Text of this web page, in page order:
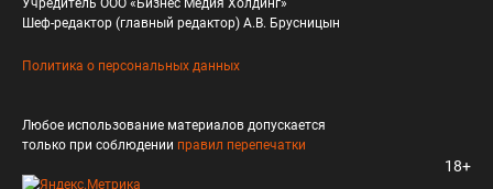
Учредитель ООО «Бизнес Медия Холдинг»
Шеф-редактор (главный редактор) А.В. Брусницын
Политика о персональных данных
Любое использование материалов допускается
только при соблюдении правил перепечатки
18+